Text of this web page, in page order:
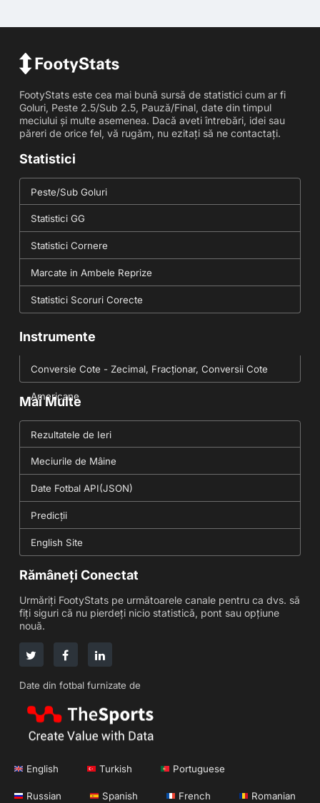
FootyStats este cea mai bună sursă de statistici cum ar fi
Goluri, Peste 2.5/Sub 2.5, Pauză/Final, date din timpul
meciului și multe asemenea. Dacă aveti întrebări, idei sau
păreri de orice fel, vă rugăm, nu ezitați să ne contactați.
Statistici
Peste/Sub Goluri
Statistici GG
Statistici Cornere
Marcate in Ambele Reprize
Statistici Scoruri Corecte
Instrumente
Conversie Cote - Zecimal, Fracționar, Conversii Cote
Americane
Mai Multe
Rezultatele de Ieri
Meciurile de Mâine
Date Fotbal API(JSON)
Predicții
English Site
Rămâneți Conectat
Urmăriți FootyStats pe următoarele canale pentru ca dvs. să
fiți siguri că nu pierdeți nicio statistică, pont sau opțiune
nouă.
Date din fotbal furnizate de
English Turkish Portuguese
Russian Spanish French Romanian